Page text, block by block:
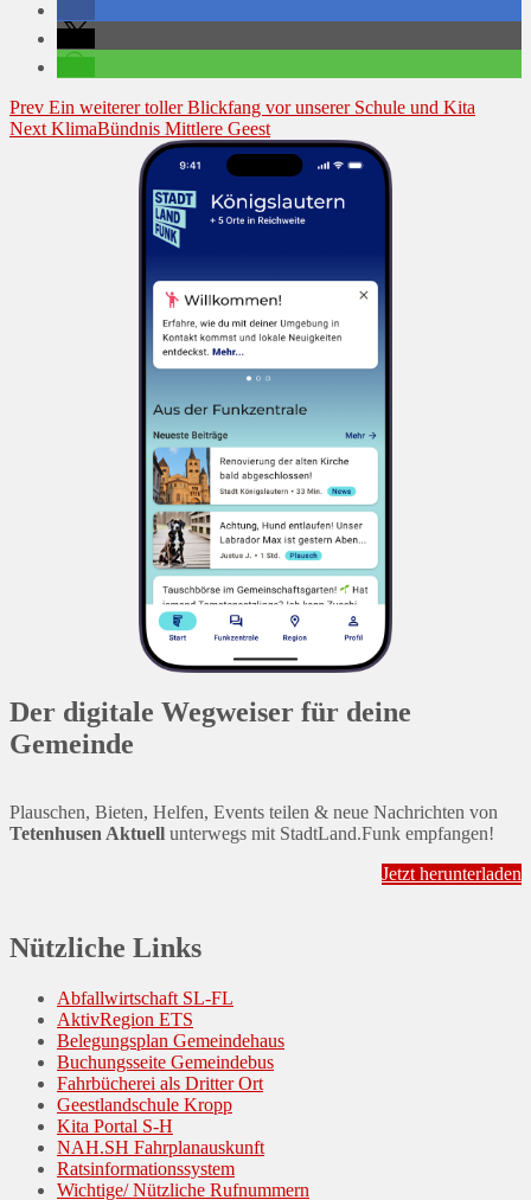
Beitragsnavigation
Prev Ein weiterer toller Blickfang vor unserer Schule und Kita
Next KlimaBündnis Mittlere Geest
Der digitale Wegweiser für deine
Gemeinde
Plauschen, Bieten, Helfen, Events teilen & neue Nachrichten von
Tetenhusen Aktuell unterwegs mit StadtLand.Funk empfangen!
Jetzt herunterladen
Nützliche Links
Abfallwirtschaft SL-FL
AktivRegion ETS
Belegungsplan Gemeindehaus
Buchungsseite Gemeindebus
Fahrbücherei als Dritter Ort
Geestlandschule Kropp
Kita Portal S-H
NAH.SH Fahrplanauskunft
Ratsinformationssystem
Wichtige/ Nützliche Rufnummern